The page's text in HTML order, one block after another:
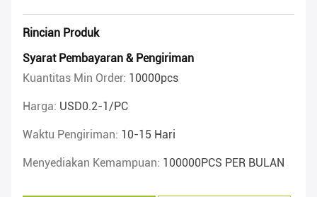
Rincian Produk
Syarat Pembayaran & Pengiriman
Kuantitas Min Order: 10000pcs
Harga: USD0.2-1/PC
Waktu Pengiriman: 10-15 Hari
Menyediakan Kemampuan: 100000PCS PER BULAN